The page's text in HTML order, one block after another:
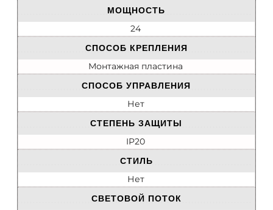
МОЩНОСТЬ
24
СПОСОБ КРЕПЛЕНИЯ
Монтажная пластина
СПОСОБ УПРАВЛЕНИЯ
Нет
СТЕПЕНЬ ЗАЩИТЫ
IP20
СТИЛЬ
Нет
СВЕТОВОЙ ПОТОК